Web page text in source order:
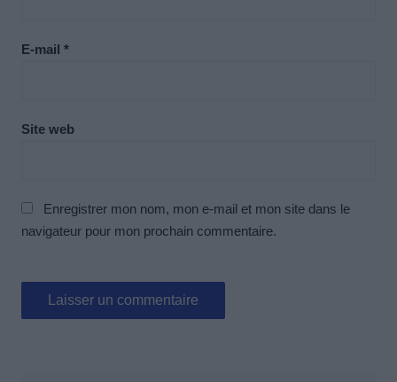
E-mail *
Site web
Enregistrer mon nom, mon e-mail et mon site dans le
navigateur pour mon prochain commentaire.